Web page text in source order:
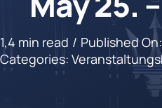
KONTAKT
1,4 min read / Published
Categories: